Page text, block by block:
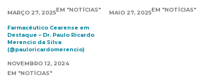
MARÇO 27, 2025EM "NOTÍCIAS" MAIO 27, 2025EM "NOTÍCIAS"
Farmacêutico Cearense em
Destaque – Dr. Paulo Ricardo
Merencio da Silva
(@pauloricardomerencio)
NOVEMBRO 12, 2024
EM "NOTÍCIAS"